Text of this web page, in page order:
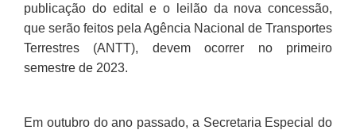
publicação do edital e o leilão da nova concessão,
que serão feitos pela Agência Nacional de Transportes
Terrestres (ANTT), devem ocorrer no primeiro
semestre de 2023.
Em outubro do ano passado, a Secretaria Especial do